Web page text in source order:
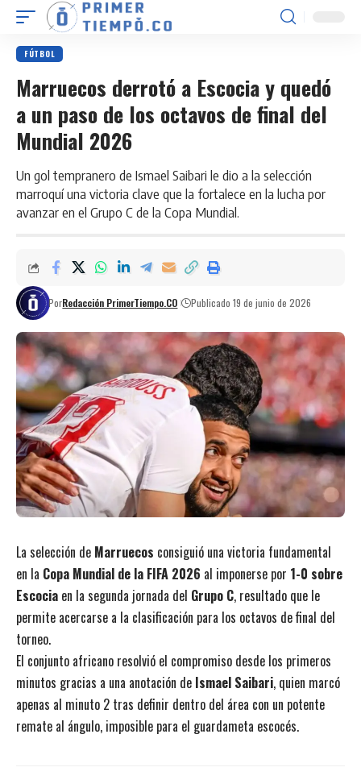
FÚTBOL
Marruecos derrotó a Escocia y quedó
a un paso de los octavos de final del
Mundial 2026
Un gol tempranero de Ismael Saibari le dio a la selección
marroquí una victoria clave que la fortalece en la lucha por
avanzar en el Grupo C de la Copa Mundial.
PorRedacción PrimerTiempo.CO Publicado 19 de junio de 2026
La selección de Marruecos consiguió una victoria fundamental
en la Copa Mundial de la FIFA 2026 al imponerse por 1-0 sobre
Escocia en la segunda jornada del Grupo C, resultado que le
permite acercarse a la clasificación para los octavos de final del
torneo.
El conjunto africano resolvió el compromiso desde los primeros
minutos gracias a una anotación de Ismael Saibari, quien marcó
apenas al minuto 2 tras definir dentro del área con un potente
remate al ángulo, imposible para el guardameta escocés.